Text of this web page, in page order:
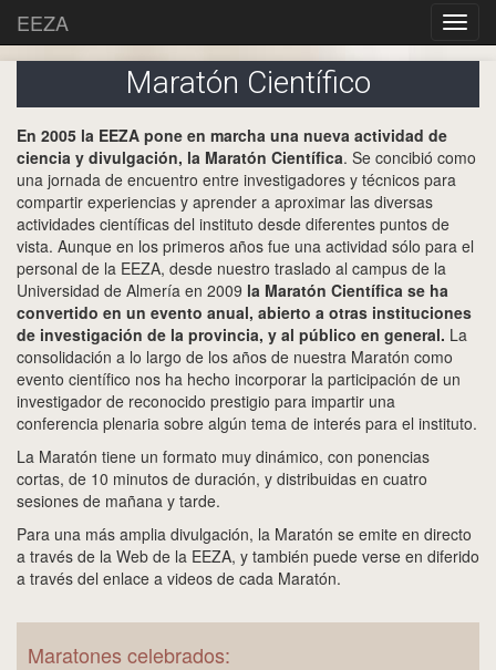
EEZA
Maratón Científico
En 2005 la EEZA pone en marcha una nueva actividad de
ciencia y divulgación, la Maratón Científica. Se concibió como
una jornada de encuentro entre investigadores y técnicos para
compartir experiencias y aprender a aproximar las diversas
actividades científicas del instituto desde diferentes puntos de
vista. Aunque en los primeros años fue una actividad sólo para el
personal de la EEZA, desde nuestro traslado al campus de la
Universidad de Almería en 2009 la Maratón Científica se ha
convertido en un evento anual, abierto a otras instituciones
de investigación de la provincia, y al público en general. La
consolidación a lo largo de los años de nuestra Maratón como
evento científico nos ha hecho incorporar la participación de un
investigador de reconocido prestigio para impartir una
conferencia plenaria sobre algún tema de interés para el instituto.
La Maratón tiene un formato muy dinámico, con ponencias
cortas, de 10 minutos de duración, y distribuidas en cuatro
sesiones de mañana y tarde.
Para una más amplia divulgación, la Maratón se emite en directo
a través de la Web de la EEZA, y también puede verse en diferido
a través del enlace a videos de cada Maratón.
Maratones celebrados: